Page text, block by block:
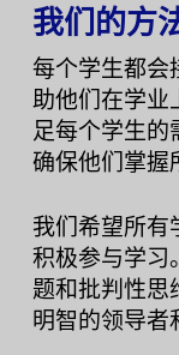
我们的方
每个学生都会
助他们在学业
足每个学生的
确保他们掌握
我们希望所有
积极参与学习
题和批判性思
明智的领导者